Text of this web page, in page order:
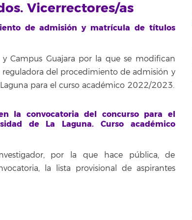
Vicerrectores/as
de admisión y matrícula de títulos
Campus Guajara por la que se modifican
del procedimiento de admisión y
para el curso académico 2022/2023.
la convocatoria del concurso para el
de La Laguna. Curso académico
por la que hace pública, de
la lista provisional de aspirantes